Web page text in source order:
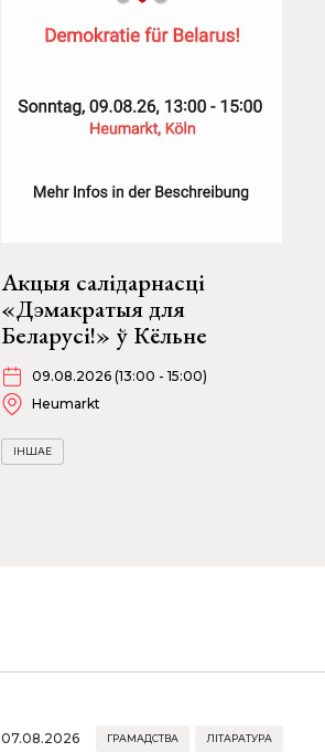
Акцыя салідарнасці
«Дэмакратыя для
Беларусі!» ў Кёльне
09.08.2026 (13:00 - 15:00)
Heumarkt
ІНШАЕ
07.08.2026 ГРАМАДСТВА ЛІТАРАТУРА